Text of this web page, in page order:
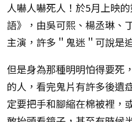
人嚇人嚇死人！於5月上映
語》，由吳可熙、楊丞琳、
主演，許多＂鬼迷＂可說是
但是身為那種明明怕得要死
的人，看完鬼片有許多後遺
定要把手和腳縮在棉被裡，